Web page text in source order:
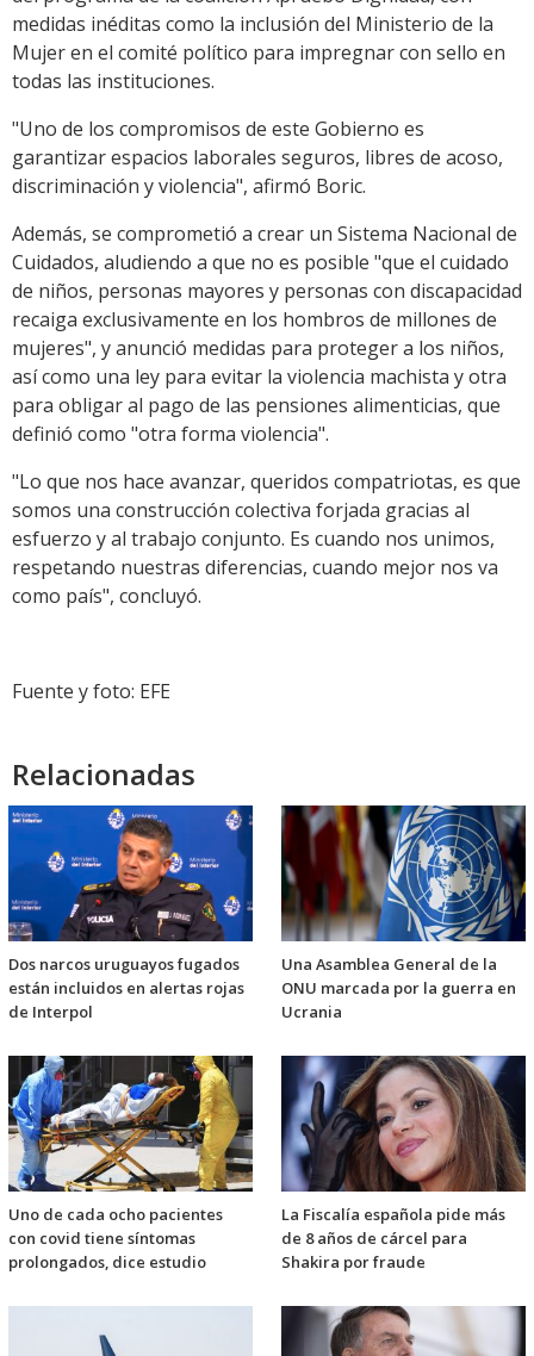
medidas inéditas como la inclusión del Ministerio de la
Mujer en el comité político para impregnar con sello en
todas las instituciones.
"Uno de los compromisos de este Gobierno es
garantizar espacios laborales seguros, libres de acoso,
discriminación y violencia", afirmó Boric.
Además, se comprometió a crear un Sistema Nacional de
Cuidados, aludiendo a que no es posible "que el cuidado
de niños, personas mayores y personas con discapacidad
recaiga exclusivamente en los hombros de millones de
mujeres", y anunció medidas para proteger a los niños,
así como una ley para evitar la violencia machista y otra
para obligar al pago de las pensiones alimenticias, que
definió como "otra forma violencia".
"Lo que nos hace avanzar, queridos compatriotas, es que
somos una construcción colectiva forjada gracias al
esfuerzo y al trabajo conjunto. Es cuando nos unimos,
respetando nuestras diferencias, cuando mejor nos va
como país", concluyó.
Fuente y foto: EFE
Relacionadas
Dos narcos uruguayos fugados
están incluidos en alertas rojas
de Interpol
Una Asamblea General de la
ONU marcada por la guerra en
Ucrania
Uno de cada ocho pacientes
con covid tiene síntomas
prolongados, dice estudio
La Fiscalía española pide más
de 8 años de cárcel para
Shakira por fraude